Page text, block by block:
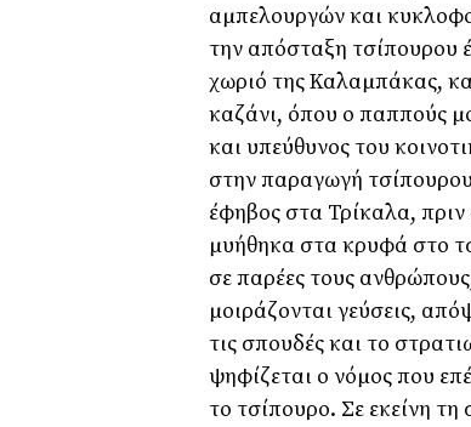
αµπελουργών και
την απόσταξη τσίπουρου
χωριό της Καλαµπάκας,
καζάνι, όπου ο παππούς
και υπεύθυνος του
στην παραγωγή
έφηβος στα Τρίκαλα,
µυήθηκα στα κρυφά στο
σε παρέες τους
µοιράζονται γεύσεις,
τις σπουδές και το
ψηφίζεται ο νόµος που
το τσίπουρο. Σε εκείνη